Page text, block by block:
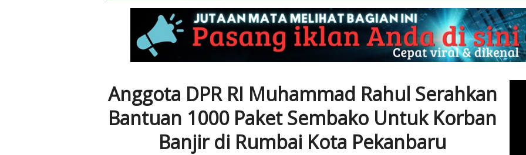
Anggota DPR RI Muhammad Rahul Serahkan
Bantuan 1000 Paket Sembako Untuk Korban
Banjir di Rumbai Kota Pekanbaru